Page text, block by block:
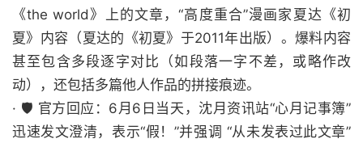
《the world》上的文章，“高度重合”漫画家夏达《初
夏》内容（夏达的《初夏》于2011年出版）。爆料内容
甚至包含多段逐字对比（如段落一字不差，或略作改
动），还包括多篇他人作品的拼接痕迹。
· 🛡️ 官方回应：6月6日当天，沈月资讯站“心月记事簿”
迅速发文澄清，表示“假！”并强调 “从未发表过此文章”